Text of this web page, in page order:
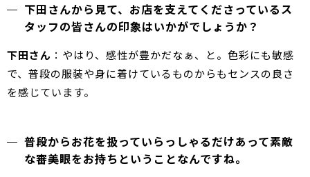
下田さんから見て、お店を支えてくださっているス
タッフの皆さんの印象はいかがでしょうか？
下田さん ：やはり、感性が豊かだなぁ、と。色彩にも敏感
で、普段の服装や身に着けているものからもセンスの良さ
を感じています。
普段からお花を扱っていらっしゃるだけあって素敵
な審美眼をお持ちということなんですね。